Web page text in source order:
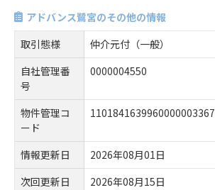
アドバンス鷺宮のその他の情報
取引態様
仲介元付（一般）
自社管理番
号
0000004550
物件管理コ
ード
1101841639960000003367
情報更新日
2026年08月01日
次回更新日
2026年08月15日